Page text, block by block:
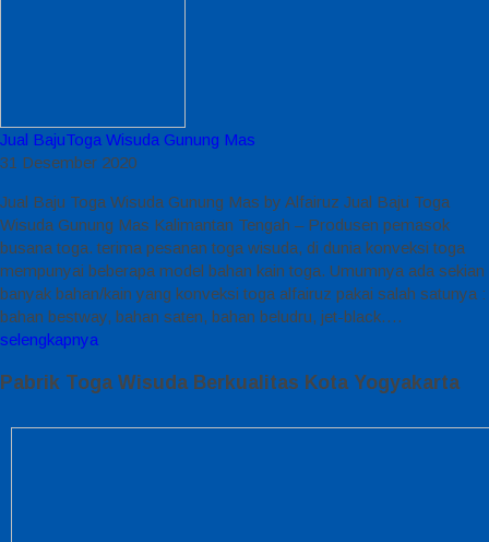
Jual BajuToga Wisuda Gunung Mas
31 Desember 2020
Jual Baju Toga Wisuda Gunung Mas by Alfairuz Jual Baju Toga
Wisuda Gunung Mas Kalimantan Tengah – Produsen pemasok
busana toga. terima pesanan toga wisuda, di dunia konveksi toga
mempunyai beberapa model bahan kain toga. Umumnya ada sekian
banyak bahan/kain yang konveksi toga alfairuz pakai salah satunya :
bahan bestway, bahan saten, bahan beludru, jet-black….
selengkapnya
Pabrik Toga Wisuda Berkualitas Kota Yogyakarta